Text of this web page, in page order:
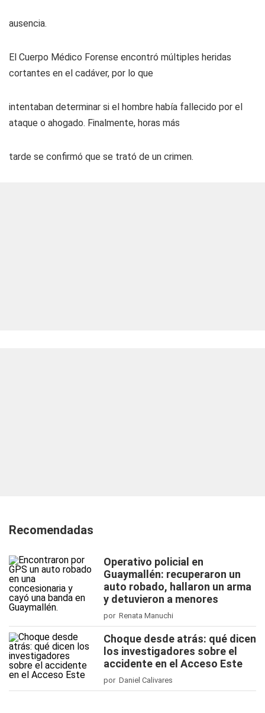
ausencia.
El Cuerpo Médico Forense encontró múltiples heridas
cortantes en el cadáver, por lo que
intentaban determinar si el hombre había fallecido por el
ataque o ahogado. Finalmente, horas más
tarde se confirmó que se trató de un crimen.
Recomendadas
Operativo policial en
Guaymallén: recuperaron un
auto robado, hallaron un arma
y detuvieron a menores
por Renata Manuchi
Choque desde atrás: qué dicen
los investigadores sobre el
accidente en el Acceso Este
por Daniel Calivares